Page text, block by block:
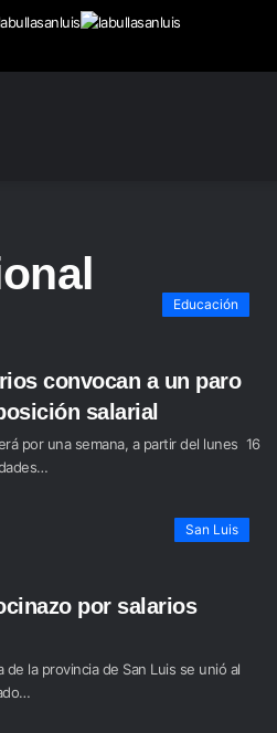
Educación
convocan a un paro
salarial
por una semana, a partir del lunes 16
San Luis
por salarios
la provincia de San Luis se unió al